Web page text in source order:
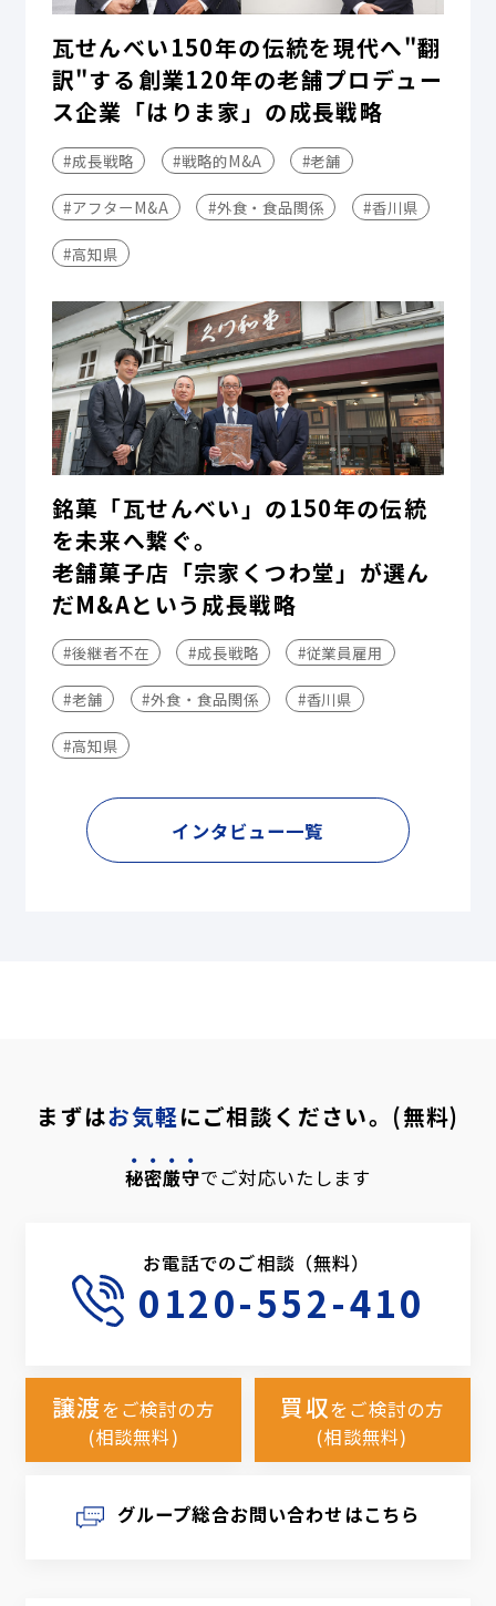
瓦せんべい150年の伝統を現代へ"翻
訳"する――創業120年の老舗プロデュー
ス企業「はりま家」の成長戦略
#成長戦略 #戦略的M&A #老舗
#アフターM&A #外食・食品関係 #香川県
#高知県
銘菓「瓦せんべい」の150年の伝統
を未来へ繋ぐ。
老舗菓子店「宗家くつわ堂」が選ん
だM&Aという成長戦略
#後継者不在 #成長戦略 #従業員雇用
#老舗 #外食・食品関係 #香川県
#高知県
インタビュー一覧
まずはお気軽にご相談ください。(無料)
秘密厳守でご対応いたします
お電話でのご相談（無料）
0120-552-410
譲渡をご検討の方
(相談無料)
買収をご検討の方
(相談無料)
グループ総合お問い合わせはこちら